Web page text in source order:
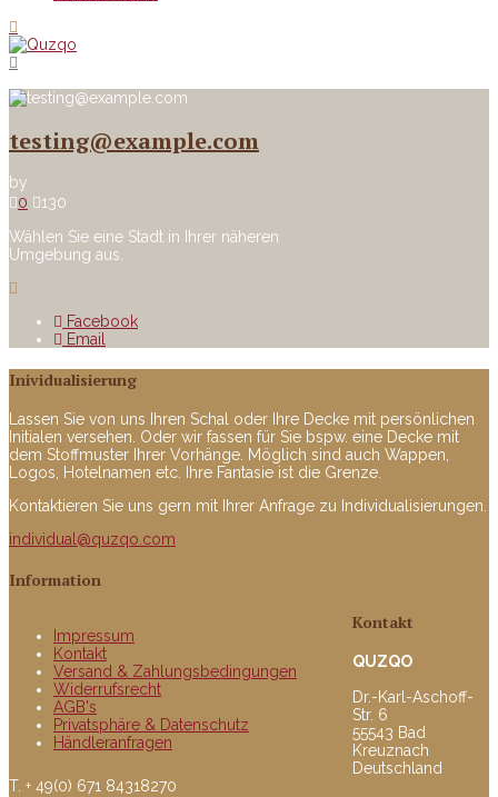
testing@example.com
by
0
130
Wählen Sie eine Stadt in Ihrer näheren
Umgebung aus.
Facebook
Email
Inividualisierung
Lassen Sie von uns Ihren Schal oder Ihre Decke mit persönlichen
Initialen versehen. Oder wir fassen für Sie bspw. eine Decke mit
dem Stoffmuster Ihrer Vorhänge. Möglich sind auch Wappen,
Logos, Hotelnamen etc. Ihre Fantasie ist die Grenze.
Kontaktieren Sie uns gern mit Ihrer Anfrage zu Individualisierungen.
individual@quzqo.com
Information
Impressum
Kontakt
Versand & Zahlungsbedingungen
Widerrufsrecht
AGB's
Privatsphäre & Datenschutz
Händleranfragen
Kontakt
QUZQO
Dr.-Karl-Aschoff-
Str. 6
55543 Bad
Kreuznach
Deutschland
T. + 49(0) 671 84318270